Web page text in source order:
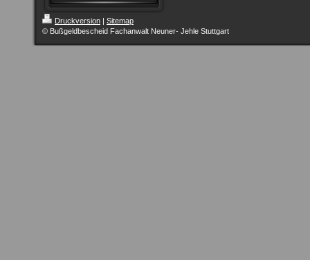
Druckversion | Sitemap
© Bußgeldbescheid Fachanwalt Neuner- Jehle Stuttgart